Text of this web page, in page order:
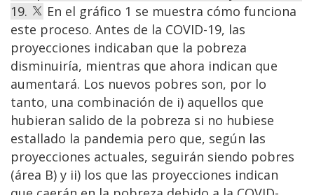
19.
En el gráfico 1 se muestra cómo funciona
este proceso. Antes de la COVID-19, las
proyecciones indicaban que la pobreza
disminuiría, mientras que ahora indican que
aumentará. Los nuevos pobres son, por lo
tanto, una combinación de i) aquellos que
hubieran salido de la pobreza si no hubiese
estallado la pandemia pero que, según las
proyecciones actuales, seguirán siendo pobres
(área B) y ii) los que las proyecciones indican